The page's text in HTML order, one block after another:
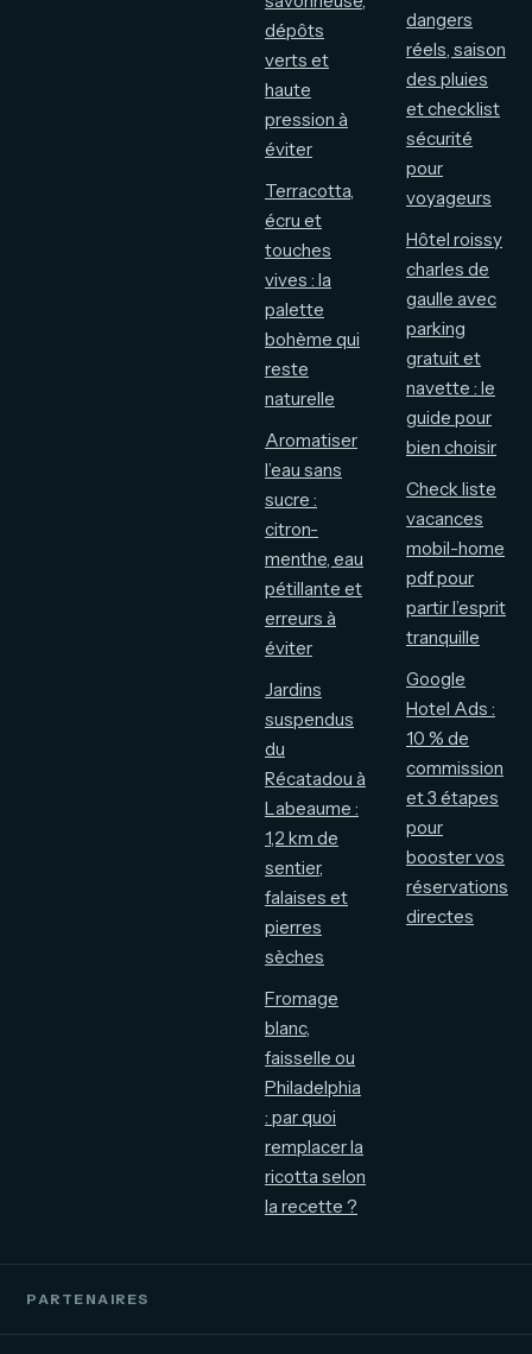
dépôts
verts et
haute
pression à
éviter
Terracotta,
écru et
touches
vives : la
palette
bohème qui
reste
naturelle
Aromatiser
l’eau sans
sucre :
citron-
menthe, eau
pétillante et
erreurs à
éviter
Jardins
suspendus
du
Récatadou à
Labeaume :
1,2 km de
sentier,
falaises et
pierres
sèches
Fromage
blanc,
faisselle ou
Philadelphia
: par quoi
remplacer la
ricotta selon
la recette ?
dangers
réels, saison
des pluies
et checklist
sécurité
pour
voyageurs
Hôtel roissy
charles de
gaulle avec
parking
gratuit et
navette : le
guide pour
bien choisir
Check liste
vacances
mobil-home
pdf pour
partir l’esprit
tranquille
Google
Hotel Ads :
10 % de
commission
et 3 étapes
pour
booster vos
réservations
directes
PARTENAIRES